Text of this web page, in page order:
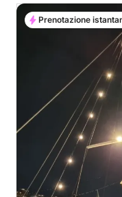
Prenotazione